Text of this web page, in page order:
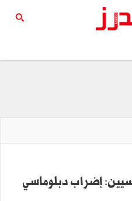
إضراب دبلوماسي